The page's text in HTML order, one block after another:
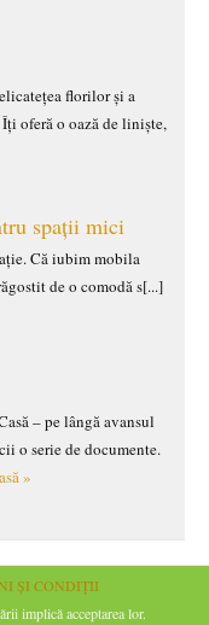
florilor și a
oferă o oază de liniște,
spații mici
Că iubim mobila
de o comodă s[...]
– pe lângă avansul
o serie de documente.
»
ȘI CONDIȚII
implică acceptarea lor.